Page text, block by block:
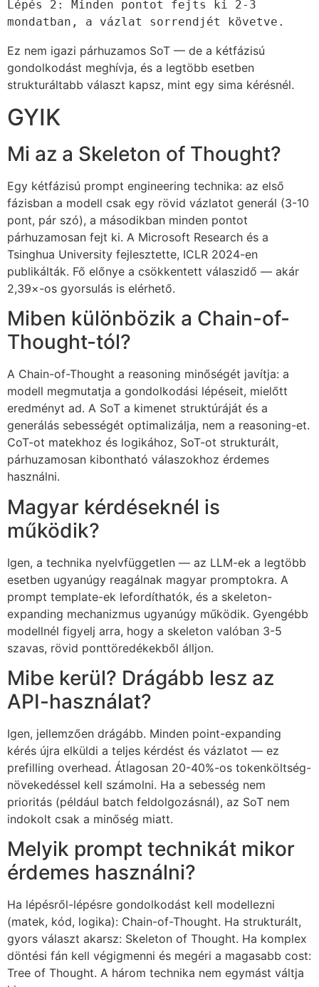
Lépés 2: Minden pontot fejts ki 2-3
mondatban, a vázlat sorrendjét követve.
Ez nem igazi párhuzamos SoT — de a kétfázisú
gondolkodást meghívja, és a legtöbb esetben
strukturáltabb választ kapsz, mint egy sima kérésnél.
GYIK
Mi az a Skeleton of Thought?
Egy kétfázisú prompt engineering technika: az első
fázisban a modell csak egy rövid vázlatot generál (3-10
pont, pár szó), a másodikban minden pontot
párhuzamosan fejt ki. A Microsoft Research és a
Tsinghua University fejlesztette, ICLR 2024-en
publikálták. Fő előnye a csökkentett válaszidő — akár
2,39×-os gyorsulás is elérhető.
Miben különbözik a Chain-of-
Thought-tól?
A Chain-of-Thought a reasoning minőségét javítja: a
modell megmutatja a gondolkodási lépéseit, mielőtt
eredményt ad. A SoT a kimenet struktúráját és a
generálás sebességét optimalizálja, nem a reasoning-et.
CoT-ot matekhoz és logikához, SoT-ot strukturált,
párhuzamosan kibontható válaszokhoz érdemes
használni.
Magyar kérdéseknél is
működik?
Igen, a technika nyelvfüggetlen — az LLM-ek a legtöbb
esetben ugyanúgy reagálnak magyar promptokra. A
prompt template-ek lefordíthatók, és a skeleton-
expanding mechanizmus ugyanúgy működik. Gyengébb
modellnél figyelj arra, hogy a skeleton valóban 3-5
szavas, rövid ponttöredékekből álljon.
Mibe kerül? Drágább lesz az
API-használat?
Igen, jellemzően drágább. Minden point-expanding
kérés újra elküldi a teljes kérdést és vázlatot — ez
prefilling overhead. Átlagosan 20-40%-os tokenköltség-
növekedéssel kell számolni. Ha a sebesség nem
prioritás (például batch feldolgozásnál), az SoT nem
indokolt csak a minőség miatt.
Melyik prompt technikát mikor
érdemes használni?
Ha lépésről-lépésre gondolkodást kell modellezni
(matek, kód, logika): Chain-of-Thought. Ha strukturált,
gyors választ akarsz: Skeleton of Thought. Ha komplex
döntési fán kell végigmenni és megéri a magasabb cost:
Tree of Thought. A három technika nem egymást váltja